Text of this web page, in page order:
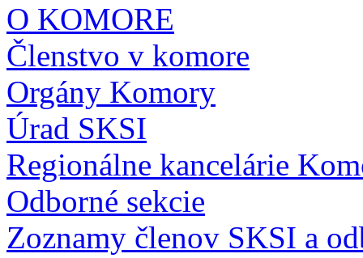
O KOMORE
Členstvo v komore
Orgány Komory
Úrad SKSI
Regionálne kancelárie
Odborné sekcie
Zoznamy členov SKSI a